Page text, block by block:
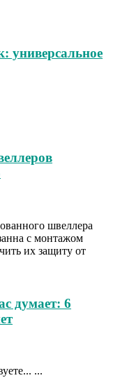
универсальное
швеллера
с монтажом
их защиту от
думает: 6
...